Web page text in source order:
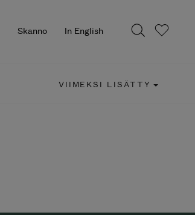
Skanno In English
VIIMEKSI LISÄTTY